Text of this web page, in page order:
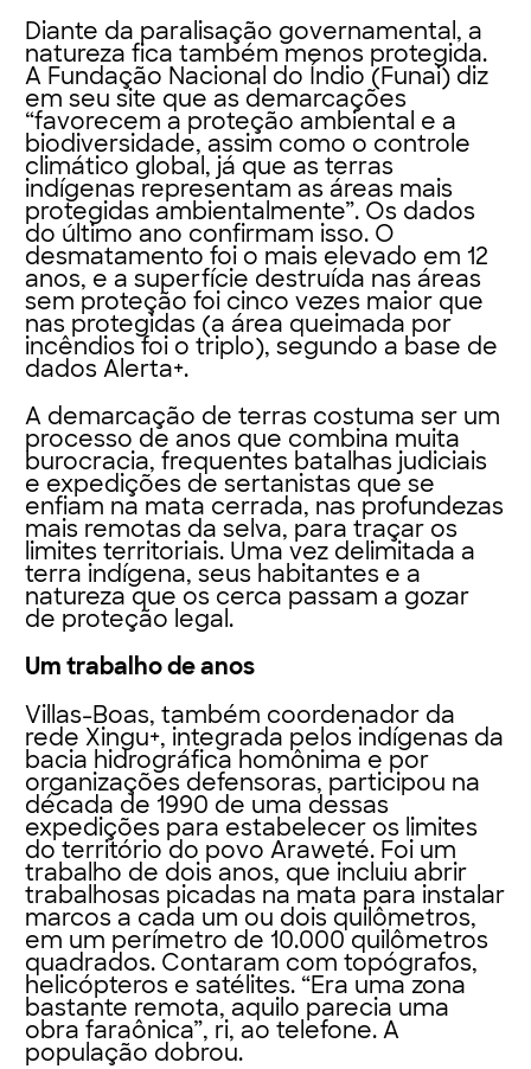
Diante da paralisação governamental, a
natureza fica também menos protegida.
A Fundação Nacional do Índio (Funai) diz
em seu site que as demarcações
“favorecem a proteção ambiental e a
biodiversidade, assim como o controle
climático global, já que as terras
indígenas representam as áreas mais
protegidas ambientalmente”. Os dados
do último ano confirmam isso. O
desmatamento foi o mais elevado em 12
anos, e a superfície destruída nas áreas
sem proteção foi cinco vezes maior que
nas protegidas (a área queimada por
incêndios foi o triplo), segundo a base de
dados Alerta+.
A demarcação de terras costuma ser um
processo de anos que combina muita
burocracia, frequentes batalhas judiciais
e expedições de sertanistas que se
enfiam na mata cerrada, nas profundezas
mais remotas da selva, para traçar os
limites territoriais. Uma vez delimitada a
terra indígena, seus habitantes e a
natureza que os cerca passam a gozar
de proteção legal.
Um trabalho de anos
Villas-Boas, também coordenador da
rede Xingu+, integrada pelos indígenas da
bacia hidrográfica homônima e por
organizações defensoras, participou na
década de 1990 de uma dessas
expedições para estabelecer os limites
do território do povo Araweté. Foi um
trabalho de dois anos, que incluiu abrir
trabalhosas picadas na mata para instalar
marcos a cada um ou dois quilômetros,
em um perímetro de 10.000 quilômetros
quadrados. Contaram com topógrafos,
helicópteros e satélites. “Era uma zona
bastante remota, aquilo parecia uma
obra faraônica”, ri, ao telefone. A
população dobrou.